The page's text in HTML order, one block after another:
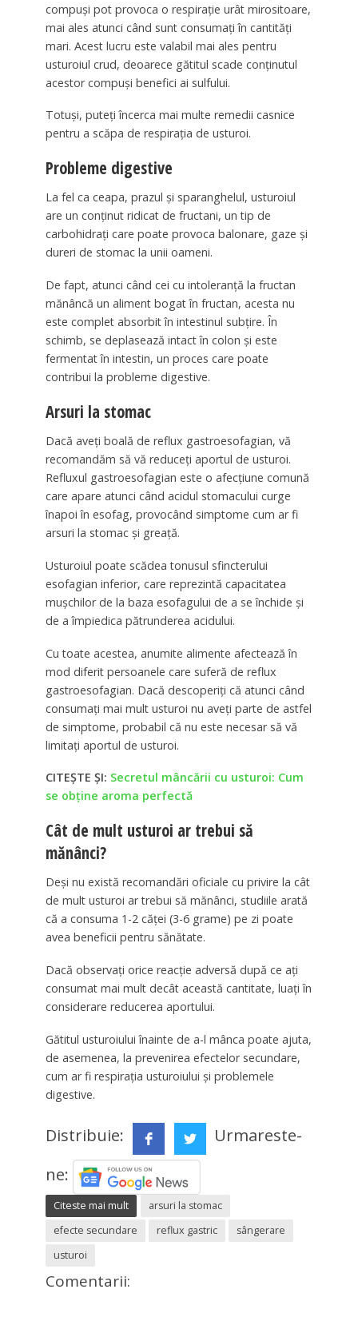
compuși pot provoca o respirație urât mirositoare,
mai ales atunci când sunt consumați în cantități
mari. Acest lucru este valabil mai ales pentru
usturoiul crud, deoarece gătitul scade conținutul
acestor compuși benefici ai sulfului.
Totuși, puteți încerca mai multe remedii casnice
pentru a scăpa de respirația de usturoi.
Probleme digestive
La fel ca ceapa, prazul și sparanghelul, usturoiul
are un conținut ridicat de fructani, un tip de
carbohidrați care poate provoca balonare, gaze și
dureri de stomac la unii oameni.
De fapt, atunci când cei cu intoleranță la fructan
mănâncă un aliment bogat în fructan, acesta nu
este complet absorbit în intestinul subțire. În
schimb, se deplasează intact în colon și este
fermentat în intestin, un proces care poate
contribui la probleme digestive.
Arsuri la stomac
Dacă aveți boală de reflux gastroesofagian, vă
recomandăm să vă reduceți aportul de usturoi.
Refluxul gastroesofagian este o afecțiune comună
care apare atunci când acidul stomacului curge
înapoi în esofag, provocând simptome cum ar fi
arsuri la stomac și greață.
Usturoiul poate scădea tonusul sfincterului
esofagian inferior, care reprezintă capacitatea
mușchilor de la baza esofagului de a se închide și
de a împiedica pătrunderea acidului.
Cu toate acestea, anumite alimente afectează în
mod diferit persoanele care suferă de reflux
gastroesofagian. Dacă descoperiți că atunci când
consumați mai mult usturoi nu aveți parte de astfel
de simptome, probabil că nu este necesar să vă
limitați aportul de usturoi.
CITEȘTE ȘI: Secretul mâncării cu usturoi: Cum
se obține aroma perfectă
Cât de mult usturoi ar trebui să
mănânci?
Deși nu există recomandări oficiale cu privire la cât
de mult usturoi ar trebui să mănânci, studiile arată
că a consuma 1-2 căței (3-6 grame) pe zi poate
avea beneficii pentru sănătate.
Dacă observați orice reacție adversă după ce ați
consumat mai mult decât această cantitate, luați în
considerare reducerea aportului.
Gătitul usturoiului înainte de a-l mânca poate ajuta,
de asemenea, la prevenirea efectelor secundare,
cum ar fi respirația usturoiului și problemele
digestive.
Distribuie:
Urmareste-
ne:
Citeste mai mult
arsuri la stomac
efecte secundare
reflux gastric
sângerare
usturoi
Comentarii: